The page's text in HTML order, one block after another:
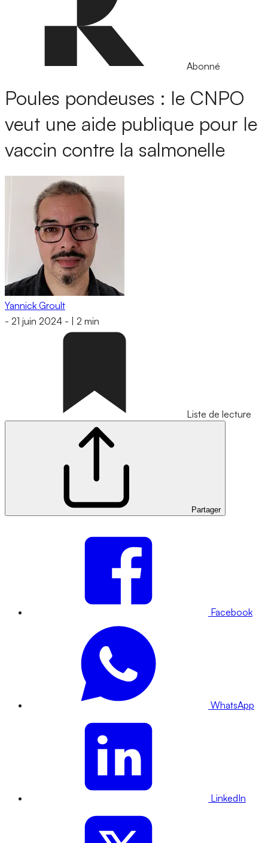
Abonné
Poules pondeuses : le CNPO
veut une aide publique pour le
vaccin contre la salmonelle
Yannick Groult
- 21 juin 2024 - 2 min
Liste de lecture
Partager
Facebook
WhatsApp
LinkedIn